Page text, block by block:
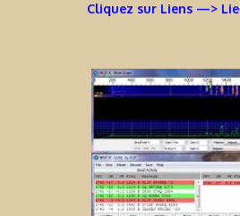
Cliquez sur Liens —>